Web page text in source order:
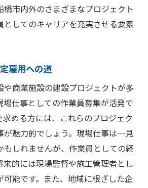
橋市内外のさまざまなプロジェクト
としてのキャリアを充実させる要素
雇用への道
や商業施設の建設プロジェクトが多
場仕事としての作業員募集が活発で
める方には、これらのプロジェク
が魅力的でしょう。現場仕事は一見
もしれませんが、作業員としての経
的には現場監督や施工管理者とし
可能です。また、地域に根ざした企